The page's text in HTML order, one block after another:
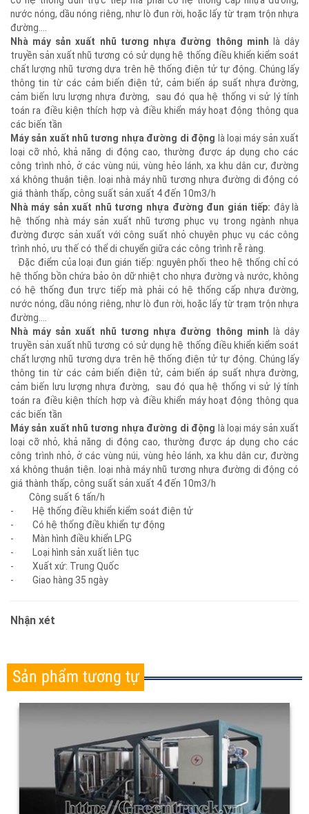
hệ thống bồn chứa bảo ôn dữ nhiệt cho nhựa đường và nước, không
có hệ thống đun trực tiếp mà phải có hệ thống cấp nhựa đường,
nước nóng, dầu nóng riêng, như lò đun rời, hoặc lấy từ trạm trộn nhựa
đường....
Nhà máy sản xuất nhũ tương nhựa đường thông minh là dây
truyền sản xuất nhũ tương có sử dụng hệ thống điều khiển kiểm soát
chất lượng nhũ tương dựa trên hệ thống điện tử tự động. Chúng lấy
thông tin từ các cảm biến điện tử, cảm biến áp suất nhựa đường,
cảm biến lưu lượng nhựa đường, sau đó qua hệ thống vi sử lý tính
toán ra điều kiện thích hợp và điều khiển máy hoạt động thông qua
các biến tần
Máy sản xuất nhũ tương nhựa đường di độnglà loại máy sản xuất
loại cỡ nhỏ, khả năng di động cao, thường được áp dụng cho các
công trình nhỏ, ở các vùng núi, vùng hẻo lánh, xa khu dân cư, đường
xá không thuận tiện. loại nhà máy nhũ tương nhựa đường di động có
giá thành thấp, công suất sản xuất 4 đến 10m3/h
Nhà máy sản xuất nhũ tương nhựa đường đun gián tiếp: đây là
hệ thống nhà máy sản xuất nhũ tương phục vụ trong ngành nhụa
đường được sản xuất với công suất nhỏ chuyên phục vụ các công
trình nhỏ, ưu thế có thể di chuyển giữa các công trình rễ ràng.
Đặc điểm của loại đun gián tiếp: nguyên phối theo hệ thống chỉ có
hệ thống bồn chứa bảo ôn dữ nhiệt cho nhựa đường và nước, không
có hệ thống đun trực tiếp mà phải có hệ thống cấp nhựa đường,
nước nóng, dầu nóng riêng, như lò đun rời, hoặc lấy từ trạm trộn nhựa
đường....
Nhà máy sản xuất nhũ tương nhựa đường thông minhlà dây
truyền sản xuất nhũ tương có sử dụng hệ thống điều khiển kiểm soát
chất lượng nhũ tương dựa trên hệ thống điện tử tự động. Chúng lấy
thông tin từ các cảm biến điện tử, cảm biến áp suất nhựa đường,
cảm biến lưu lượng nhựa đường, sau đó qua hệ thống vi sử lý tính
toán ra điều kiện thích hợp và điều khiển máy hoạt động thông qua
các biến tần
Máy sản xuất nhũ tương nhựa đường di độnglà loại máy sản xuất
loại cỡ nhỏ, khả năng di động cao, thường được áp dụng cho các
công trình nhỏ, ở các vùng núi, vùng hẻo lánh, xa khu dân cư, đường
xá không thuận tiện. loại nhà máy nhũ tương nhựa đường di động có
giá thành thấp, công suất sản xuất 4 đến 10m3/h
Công suất 6 tấn/h
- Hệ thống điều khiển kiểm soát điện tử
- Có hệ thống điều khiển tự động
- Màn hình điều khiển LPG
- Loại hình sản xuất liên tục
Sản phẩm tương tự